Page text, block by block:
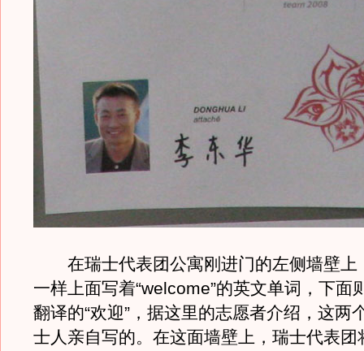
在瑞士代表团公寓刚进门的左侧墙壁上
一样上面写着“welcome”的英文单词，下面
翻译的“欢迎”，据这里的志愿者介绍，这两
士人亲自写的。在这面墙壁上，瑞士代表团